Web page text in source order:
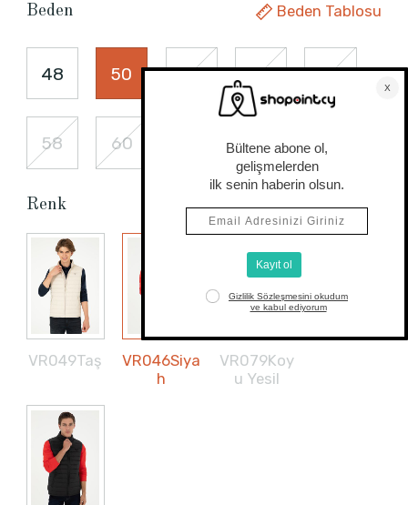
Beden Beden Tablosu
48 50 52 54 56
58 60
Renk
VR049Taş
VR046Siya
h
VR079Koy
u Yesil